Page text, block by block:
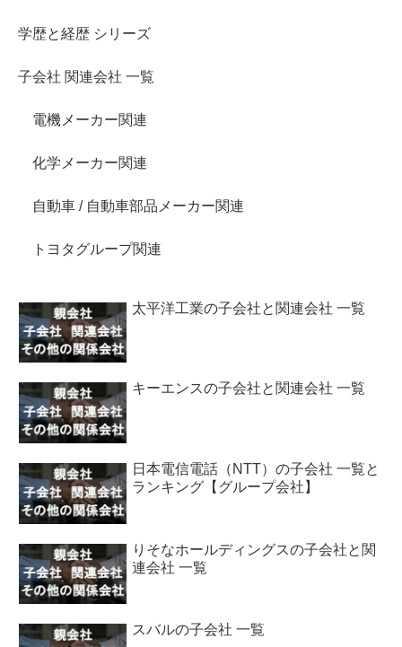
学歴と経歴 シリーズ
子会社 関連会社 一覧
電機メーカー関連
化学メーカー関連
自動車 / 自動車部品メーカー関連
トヨタグループ関連
太平洋工業の子会社と関連会社 一覧
キーエンスの子会社と関連会社 一覧
日本電信電話（NTT）の子会社 一覧と
ランキング【グループ会社】
りそなホールディングスの子会社と関
連会社 一覧
スバルの子会社 一覧